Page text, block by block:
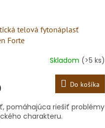
telová fytonáplasť
Forte
Skladom (>5 ks)
Do košíka
pomáhajúca riešiť problémy
charakteru.